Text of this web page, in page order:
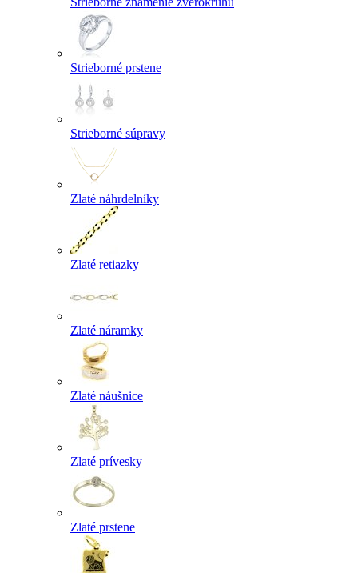
Strieborné prstene
Strieborné súpravy
Zlaté náhrdelníky
Zlaté retiazky
Zlaté náramky
Zlaté náušnice
Zlaté prívesky
Zlaté prstene